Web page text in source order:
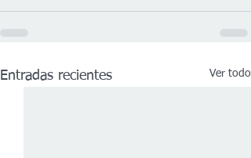
Entradas recientes Ver todo